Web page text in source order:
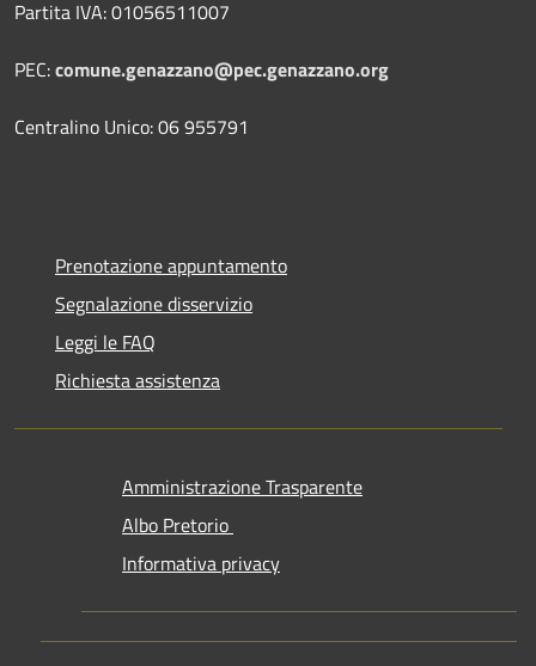
Partita IVA: 01056511007
PEC:comune.genazzano@pec.genazzano.org
Centralino Unico: 06 955791
Prenotazione appuntamento
Segnalazione disservizio
Leggi le FAQ
Richiesta assistenza
Amministrazione Trasparente
Albo Pretorio
Informativa privacy